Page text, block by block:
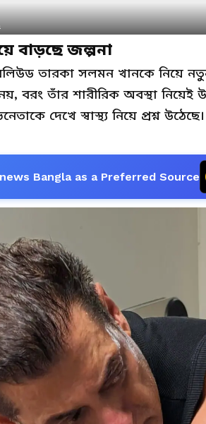
বাড়ছে জল্পনা
তারকা সলমন খানকে নিয়ে
বরং তাঁর শারীরিক অবস্থা নিয়েই
দেখে স্বাস্থ্য নিয়ে প্রশ্ন উঠেছে।
Bangla as a Preferred Source